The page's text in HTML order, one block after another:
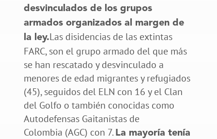
desvinculados de los grupos
armados organizados al margen de
la ley.Las disidencias de las extintas
FARC, son el grupo armado del que más
se han rescatado y desvinculado a
menores de edad migrantes y refugiados
(45), seguidos del ELN con 16 y el Clan
del Golfo o también conocidas como
Autodefensas Gaitanistas de
Colombia (AGC) con 7. La mayoría tenía